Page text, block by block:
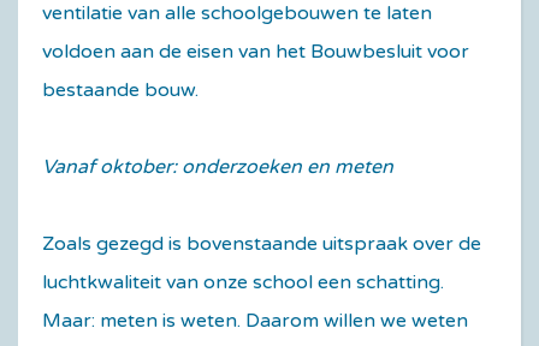
ventilatie van alle schoolgebouwen te laten
voldoen aan de eisen van het Bouwbesluit voor
bestaande bouw.
Vanaf oktober: onderzoeken en meten
Zoals gezegd is bovenstaande uitspraak over de
luchtkwaliteit van onze school een schatting.
Maar: meten is weten. Daarom willen we weten